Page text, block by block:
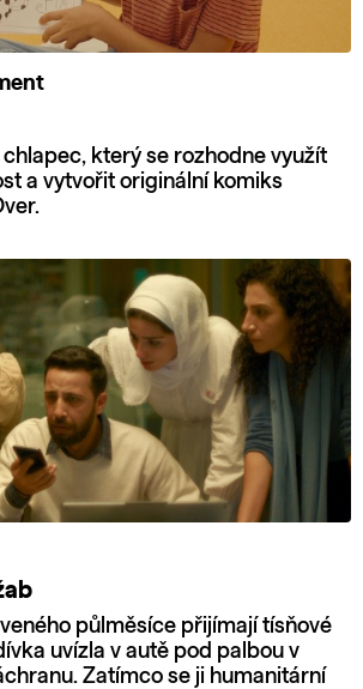
který se rozhodne využít
a vytvořit originální komiks
půlměsíce přijímají tísňové
uvízla v autě pod palbou v
Zatímco se ji humanitární